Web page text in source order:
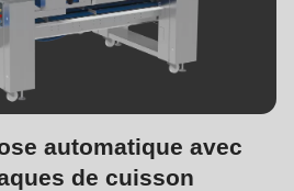
automatique avec
de cuisson